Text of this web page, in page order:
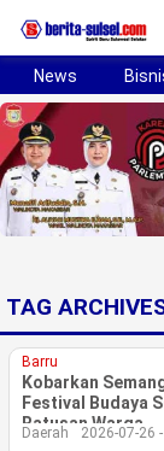
Home
News
Politik
Bisnis
Otomotif
Hukum
News
TAG
Barru
Kobarkan
Festival Budaya
Ratusan Warga
Daerah 2026-07-26